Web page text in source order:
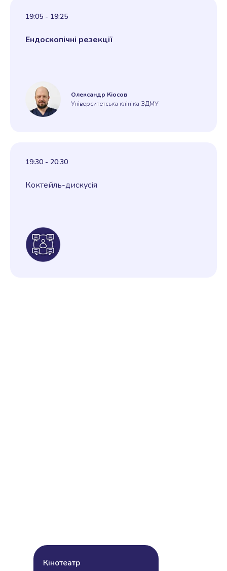
19:05 - 19:25
Ендоскопічні резекції
Олександр Кіосов
Університетська клініка ЗДМУ
19:30 - 20:30
Коктейль-дискусія
Кінотеатр